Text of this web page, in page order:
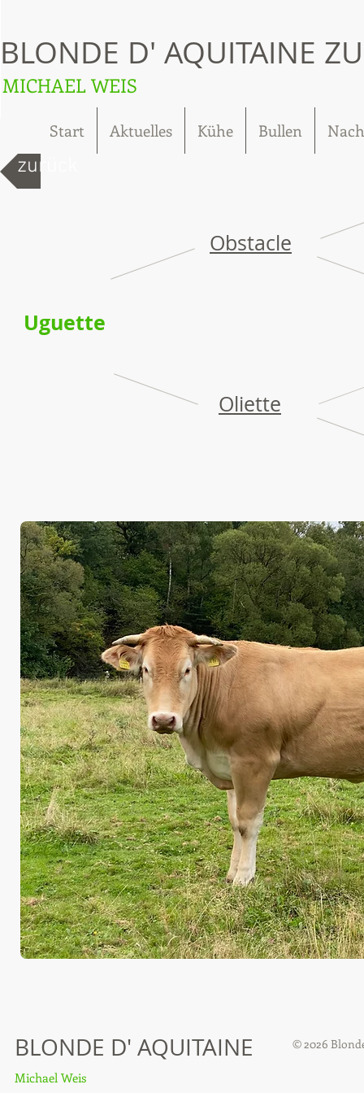
BLONDE D' AQUITAINE
MICHAEL WEIS
Start Aktuelles Kühe Bullen
zurück
Obstacle
Uguette
Oliette
BLONDE D' AQUITAINE
Michael Weis
© 2026